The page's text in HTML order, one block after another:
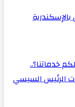
خدماتنا؟..
الرئيس السيسي